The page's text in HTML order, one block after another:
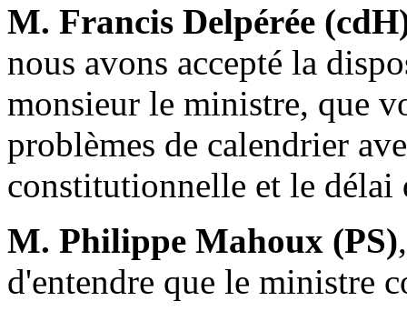
M. Francis Delpérée
nous avons accepté la
monsieur le ministre, que
problèmes de calendrier
constitutionnelle et le délai
M. Philippe Mahoux (PS)
d'entendre que le ministre